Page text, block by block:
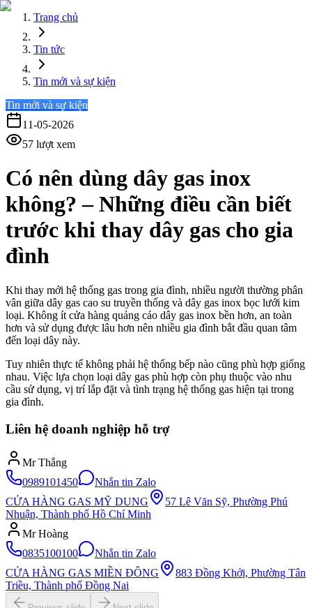
Trang chủ
Tin tức
Tin mới và sự kiện
Tin mới và sự kiện
11-05-2026
57 lượt xem
Có nên dùng dây gas inox
không? – Những điều cần biết
trước khi thay dây gas cho gia
đình
Khi thay mới hệ thống gas trong gia đình, nhiều người thường phân
vân giữa dây gas cao su truyền thống và dây gas inox bọc lưới kim
loại. Không ít cửa hàng quảng cáo dây gas inox bền hơn, an toàn
hơn và sử dụng được lâu hơn nên nhiều gia đình bắt đầu quan tâm
đến loại dây này.
Tuy nhiên thực tế không phải hệ thống bếp nào cũng phù hợp giống
nhau. Việc lựa chọn loại dây gas phù hợp còn phụ thuộc vào nhu
cầu sử dụng, vị trí lắp đặt và tình trạng hệ thống gas hiện tại trong
gia đình.
Liên hệ doanh nghiệp hỗ trợ
Mr Thắng
0989101450
Nhắn tin Zalo
CỬA HÀNG GAS MỸ DUNG
57 Lê Văn Sỹ, Phường Phú
Nhuận, Thành phố Hồ Chí Minh
Mr Hoàng
0835100100
Nhắn tin Zalo
CỬA HÀNG GAS MIỀN ĐÔNG
883 Đồng Khởi, Phường Tân
Triều, Thành phố Đồng Nai